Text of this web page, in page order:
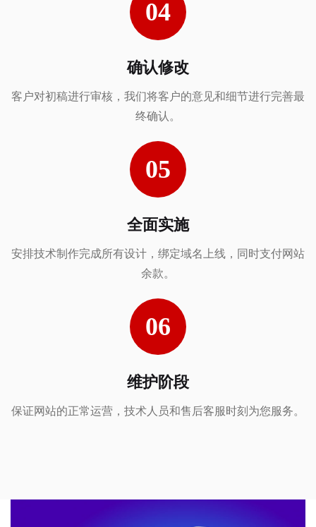
确认修改
客户对初稿进行审核，我们将客户的意见和细节进行完善最
终确认。
全面实施
安排技术制作完成所有设计，绑定域名上线，同时支付网站
余款。
维护阶段
保证网站的正常运营，技术人员和售后客服时刻为您服务。